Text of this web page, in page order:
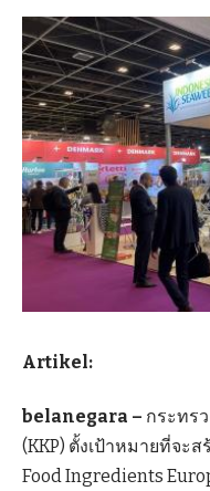
Artikel:
belanegara – กระทร
(KKP) ตั้งเป้าหมายที่จะ
Food Ingredients